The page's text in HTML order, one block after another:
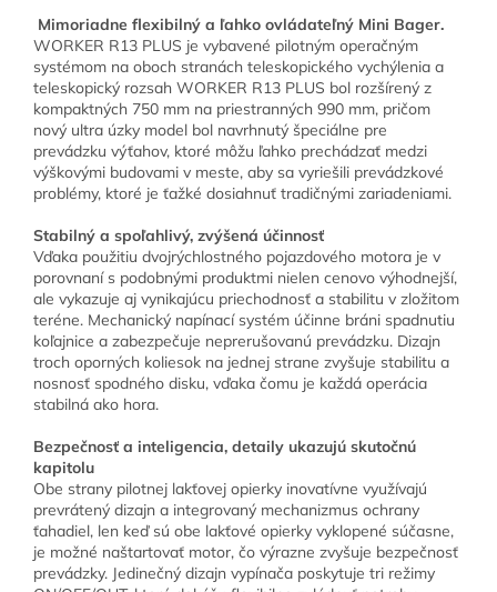
Mimoriadne flexibilný a ľahko ovládateľný Mini Bager.
WORKER R13 PLUS je vybavené pilotným operačným
systémom na oboch stranách teleskopického vychýlenia a
teleskopický rozsah WORKER R13 PLUS bol rozšírený z
kompaktných 750 mm na priestranných 990 mm, pričom
nový ultra úzky model bol navrhnutý špeciálne pre
prevádzku výťahov, ktoré môžu ľahko prechádzať medzi
výškovými budovami v meste, aby sa vyriešili prevádzkové
problémy, ktoré je ťažké dosiahnuť tradičnými zariadeniami.
Stabilný a spoľahlivý, zvýšená účinnosť
Vďaka použitiu dvojrýchlostného pojazdového motora je v
porovnaní s podobnými produktmi nielen cenovo výhodnejší,
ale vykazuje aj vynikajúcu priechodnosť a stabilitu v zložitom
teréne. Mechanický napínací systém účinne bráni spadnutiu
koľajnice a zabezpečuje neprerušovanú prevádzku. Dizajn
troch oporných koliesok na jednej strane zvyšuje stabilitu a
nosnosť spodného disku, vďaka čomu je každá operácia
stabilná ako hora.
Bezpečnosť a inteligencia, detaily ukazujú skutočnú
kapitolu
Obe strany pilotnej lakťovej opierky inovatívne využívajú
prevrátený dizajn a integrovaný mechanizmus ochrany
ťahadiel, len keď sú obe lakťové opierky vyklopené súčasne,
je možné naštartovať motor, čo výrazne zvyšuje bezpečnosť
prevádzky. Jedinečný dizajn vypínača poskytuje tri režimy